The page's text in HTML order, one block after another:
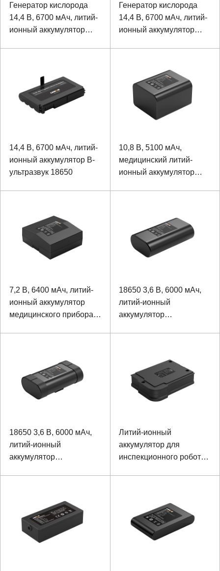
Генератор кислорода
14,4 В, 6700 мАч, литий-
ионный аккумулятор
Генератор кислорода
14,4 В, 6700 мАч, литий-
ионный аккумулятор
14,4 В, 6700 мАч, литий-
ионный аккумулятор B-
ультразвук 18650
10,8 В, 5100 мАч,
медицинский литий-
ионный аккумулятор
7,2 В, 6400 мАч, литий-
ионный аккумулятор
медицинского прибора
18650 3,6 В, 6000 мАч,
литий-ионный
аккумулятор
18650 3,6 В, 6000 мАч,
литий-ионный
аккумулятор
Литий-ионный
аккумулятор для
инспекционного робота